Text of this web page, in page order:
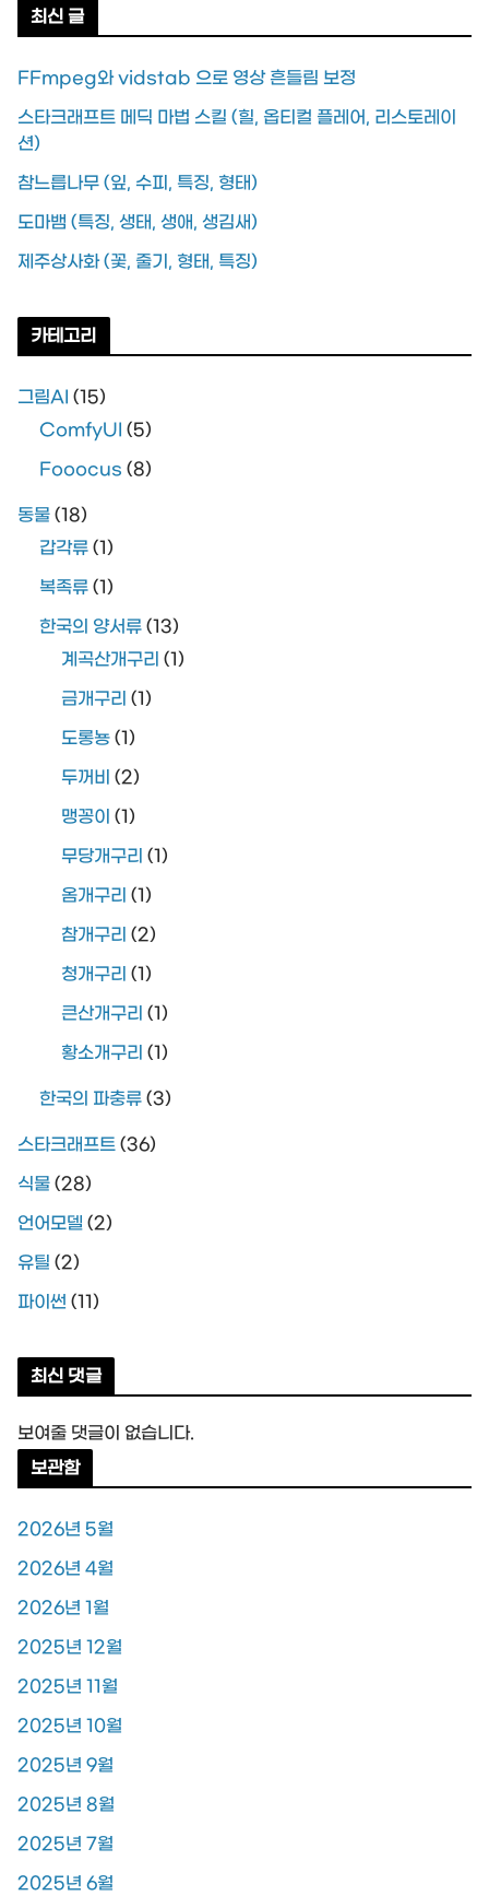
최신 글
FFmpeg와 vidstab 으로 영상 흔들림 보정
스타크래프트 메딕 마법 스킬 (힐, 옵티컬 플레어, 리스토레이
션)
참느릅나무 (잎, 수피, 특징, 형태)
도마뱀 (특징, 생태, 생애, 생김새)
제주상사화 (꽃, 줄기, 형태, 특징)
카테고리
그림AI (15)
ComfyUI (5)
Fooocus (8)
동물 (18)
갑각류 (1)
복족류 (1)
한국의 양서류 (13)
계곡산개구리 (1)
금개구리 (1)
도롱뇽 (1)
두꺼비 (2)
맹꽁이 (1)
무당개구리 (1)
옴개구리 (1)
참개구리 (2)
청개구리 (1)
큰산개구리 (1)
황소개구리 (1)
한국의 파충류 (3)
스타크래프트 (36)
식물 (28)
언어모델 (2)
유틸 (2)
파이썬 (11)
최신 댓글
보여줄 댓글이 없습니다.
보관함
2026년 5월
2026년 4월
2026년 1월
2025년 12월
2025년 11월
2025년 10월
2025년 9월
2025년 8월
2025년 7월
2025년 6월